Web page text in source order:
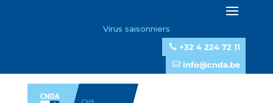
Virus saisonniers
+32 4 224 72 11
info@cnda.be